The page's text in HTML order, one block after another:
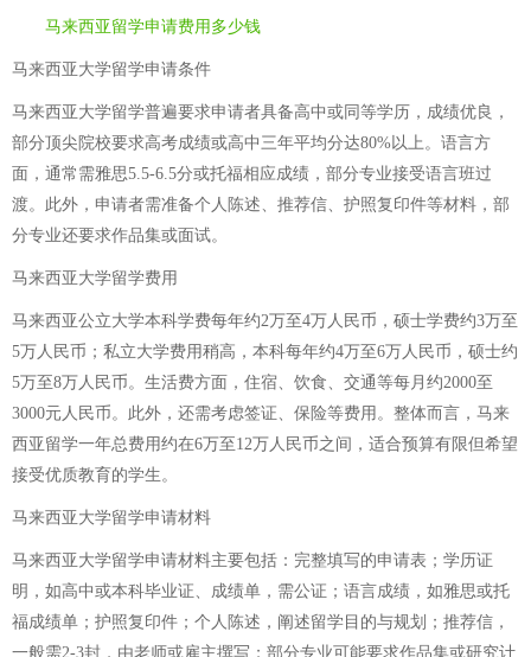
马来西亚留学申请费用多少钱
马来西亚大学留学申请条件
马来西亚大学留学普遍要求申请者具备高中或同等学历，成绩优良，
部分顶尖院校要求高考成绩或高中三年平均分达80%以上。语言方
面，通常需雅思5.5-6.5分或托福相应成绩，部分专业接受语言班过
渡。此外，申请者需准备个人陈述、推荐信、护照复印件等材料，部
分专业还要求作品集或面试。
马来西亚大学留学费用
马来西亚公立大学本科学费每年约2万至4万人民币，硕士学费约3万至
5万人民币；私立大学费用稍高，本科每年约4万至6万人民币，硕士约
5万至8万人民币。生活费方面，住宿、饮食、交通等每月约2000至
3000元人民币。此外，还需考虑签证、保险等费用。整体而言，马来
西亚留学一年总费用约在6万至12万人民币之间，适合预算有限但希望
接受优质教育的学生。
马来西亚大学留学申请材料
马来西亚大学留学申请材料主要包括：完整填写的申请表；学历证
明，如高中或本科毕业证、成绩单，需公证；语言成绩，如雅思或托
福成绩单；护照复印件；个人陈述，阐述留学目的与规划；推荐信，
一般需2-3封，由老师或雇主撰写；部分专业可能要求作品集或研究计